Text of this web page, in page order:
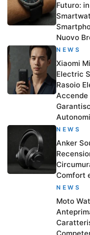
Futuro:
Nuovo
NEWS
Xiaomi
Electric
Rasoio
Accende
NEWS
Anker
Comfort
NEWS
Moto